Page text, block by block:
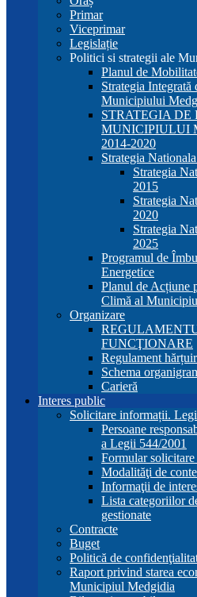
Primar
Viceprimar
Legislație
Politici si strategii ale
Planul de
Strategia
Municipiului
STRATEGIA
MUNICIPIULUI
2014-2020
Strategia
Strategia
2015
Strategia
2020
Strategia
2025
Programul de
Energetice
Planul de Acțiune
Climă al
Organizare
FUNCŢIONARE
Regulament
Schema
Carieră
Interes public
Solicitare informații.
Persoane
a Legii 544/2001
Formular
Modalităţi de
Informaţii de
Lista categoriilor
gestionate
Contracte
Buget
Politică de
Raport privind starea
Municipiul Medgidia